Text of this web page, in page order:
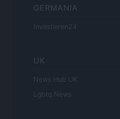
GERMANIA
Investieren24
UK
News Hub UK
Lgbtq News